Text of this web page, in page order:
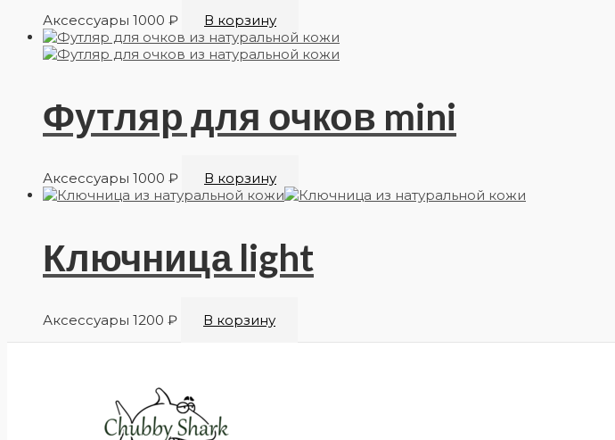
Аксессуары 1000 ₽ В корзину
Футляр для очков mini
Аксессуары 1000 ₽ В корзину
Ключница light
Аксессуары 1200 ₽ В корзину